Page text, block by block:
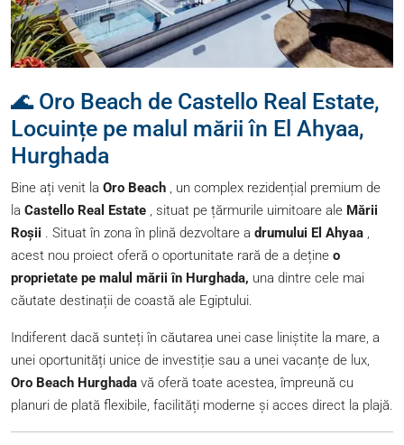
🌊 Oro Beach de Castello Real Estate,
Locuințe pe malul mării în El Ahyaa,
Hurghada
Bine ați venit la Oro Beach , un complex rezidențial premium de
la Castello Real Estate , situat pe țărmurile uimitoare ale Mării
Roșii . Situat în zona în plină dezvoltare a drumului El Ahyaa ,
acest nou proiect oferă o oportunitate rară de a deține o
proprietate pe malul mării în Hurghada, una dintre cele mai
căutate destinații de coastă ale Egiptului.
Indiferent dacă sunteți în căutarea unei case liniștite la mare, a
unei oportunități unice de investiție sau a unei vacanțe de lux,
Oro Beach Hurghada vă oferă toate acestea, împreună cu
planuri de plată flexibile, facilități moderne și acces direct la plajă.